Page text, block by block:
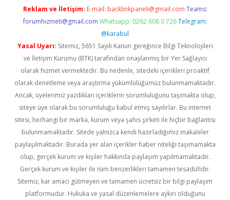
Reklam ve İletişim: E-mail: backlinkpaneli@gmail.com Teams:
forumhizmeti@gmail.com Whatsapp: 0262 606 0 726 Telegram:
@karabul
Yasal Uyarı: Sitemiz, 5651 Sayılı Kanun gereğince Bilgi Teknolojileri
ve İletişim Kurumu (BTK) tarafından onaylanmış bir Yer Sağlayıcı
olarak hizmet vermektedir. Bu nedenle, sitedeki içerikleri proaktif
olarak denetleme veya araştırma yükümlülüğümüz bulunmamaktadır.
Ancak, üyelerimiz yazdıkları içeriklerin sorumluluğunu taşımakta olup,
siteye üye olarak bu sorumluluğu kabul etmiş sayılırlar. Bu internet
sitesi, herhangi bir marka, kurum veya şahıs şirketi ile hiçbir bağlantısı
bulunmamaktadır. Sitede yalnızca kendi hazırladığımız makaleler
paylaşılmaktadır. Burada yer alan içerikler haber niteliği taşımamakta
olup, gerçek kurum ve kişiler hakkında paylaşım yapılmamaktadır.
Gerçek kurum ve kişiler ile isim benzerlikleri tamamen tesadüfidir.
Sitemiz, kar amacı gütmeyen ve tamamen ücretsiz bir bilgi paylaşım
platformudur. Hukuka ve yasal düzenlemelere aykırı olduğunu